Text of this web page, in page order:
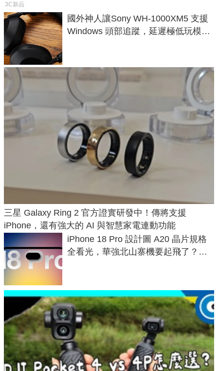
3C新品
國外神人讓Sony WH-1000XM5 支援
Windows 頭部追蹤，延遲極低玩模擬
三星 Galaxy Ring 2 官方證實研發中！傳將支援
iPhone，還有強大的 AI 與智慧家電連動功能
iPhone 18 Pro 設計圖 A20 晶片規格
全看光，華強北山寨機要起飛了？專